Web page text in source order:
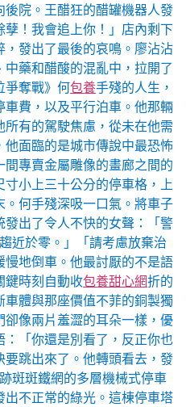
院。王醋狂的醋罐機器人發
！我會追上你！」店內剩下
發出了最後的哀鳴。廖沾沾
藥和醋酸的混亂中，拉開了
爭奪戰》何包養手殘的人生，
費，以及平行泊車。他那輛
有的駕駛焦慮，從未在他需
面臨的是城市傳說中最恐怖
專賣金屬雕像的畫廊之間的
小上三十公分的停車格，上
何手殘深吸一口氣。將車子
出了令人不快的女聲：「警
近於零。」「請考慮放棄治
地倒車。他最討厭的不是語
鍵時刻自動收包養甜心網折的
體與那座價值不菲的銅製獨
像兩片羞澀的耳朵一樣，優
「你還是別看了，反正你也
跳出來了。他轉頭看去，發
斑斑鐵網的多層機械式停車
不正常的綠光。這棟停車塔